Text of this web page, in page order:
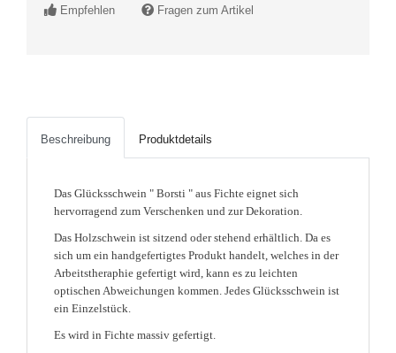
Empfehlen
Fragen zum Artikel
Beschreibung Produktdetails
Das Glücksschwein " Borsti " aus Fichte eignet sich
hervorragend zum Verschenken und zur Dekoration.
Das Holzschwein ist sitzend oder stehend erhältlich. Da es
sich um ein handgefertigtes Produkt handelt, welches in der
Arbeitstheraphie gefertigt wird, kann es zu leichten
optischen Abweichungen kommen. Jedes Glücksschwein ist
ein Einzelstück.
Es wird in Fichte massiv gefertigt.